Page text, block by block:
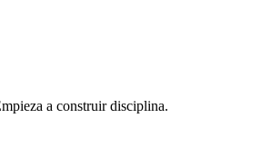
a construir disciplina.